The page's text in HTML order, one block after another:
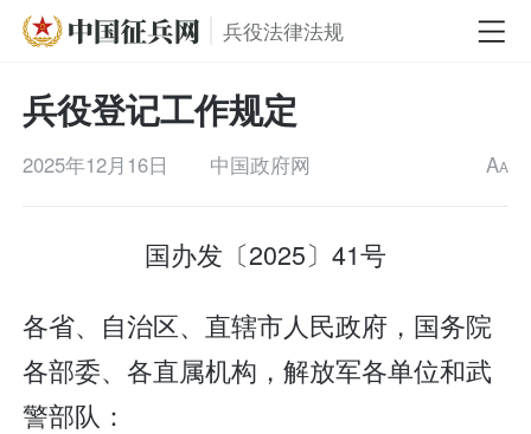
兵役法律法规
兵役登记工作规定
2025年12月16日 中国政府网 AA
国办发〔2025〕41号
各省、自治区、直辖市人民政府，国务院
各部委、各直属机构，解放军各单位和武
警部队：